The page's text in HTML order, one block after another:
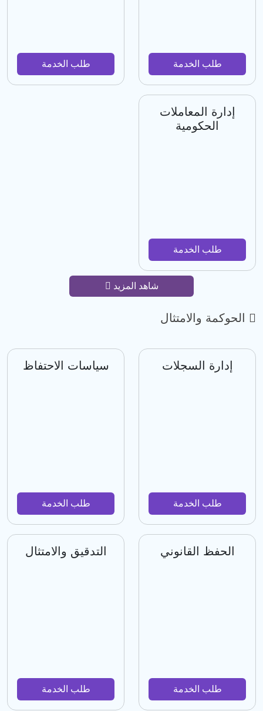
طلب الخدمة طلب الخدمة
إدارة المعاملات
الحكومية
طلب الخدمة
شاهد المزيد
الحوكمة والامتثال
إدارة السجلات
طلب الخدمة
سياسات الاحتفاظ
طلب الخدمة
الحفظ القانوني
طلب الخدمة
التدقيق والامتثال
طلب الخدمة